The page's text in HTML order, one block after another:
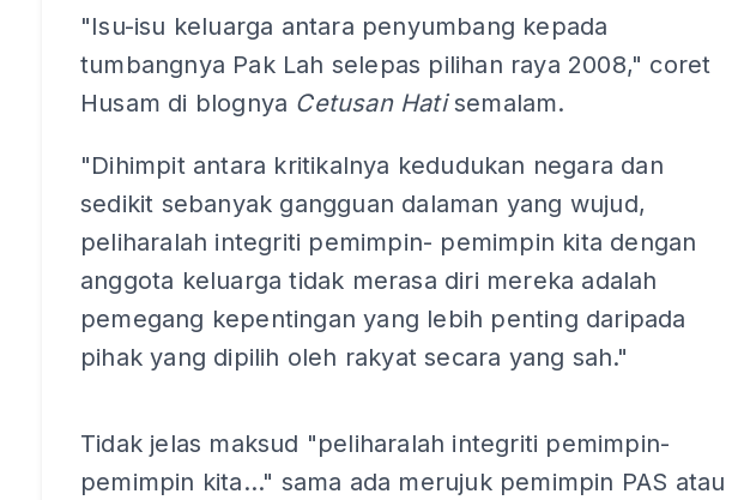
"Isu-isu keluarga antara penyumbang kepada
tumbangnya Pak Lah selepas pilihan raya 2008," coret
Husam di blognya Cetusan Hatisemalam.
"Dihimpit antara kritikalnya kedudukan negara dan
sedikit sebanyak gangguan dalaman yang wujud,
peliharalah integriti pemimpin- pemimpin kita dengan
anggota keluarga tidak merasa diri mereka adalah
pemegang kepentingan yang lebih penting daripada
pihak yang dipilih oleh rakyat secara yang sah."
Tidak jelas maksud "peliharalah integriti pemimpin-
pemimpin kita..." sama ada merujuk pemimpin PAS atau